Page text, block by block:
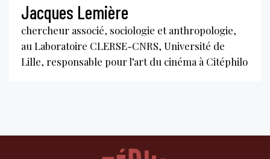
Jacques Lemière
chercheur associé, sociologie et anthropologie,
au Laboratoire CLERSE-CNRS, Université de
Lille, responsable pour l’art du cinéma à Citéphilo